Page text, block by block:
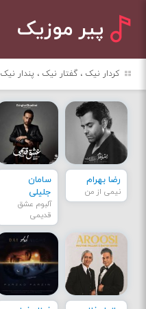
پیر موزیک
کردار نیک ، گفتار نیک ، پندار نیک
رضا بهرام
نیمی از من
سامان
جلیلی
آلبوم عشق
قدیمی